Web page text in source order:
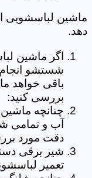
ماشین لباسشویی
دهد.
اگر ماشین
شستشو
باقی خواهد
بررسی کنید:
چنانچه ماشین
آب و تمامی
دقت مورد
شیر برقی
تعمیر